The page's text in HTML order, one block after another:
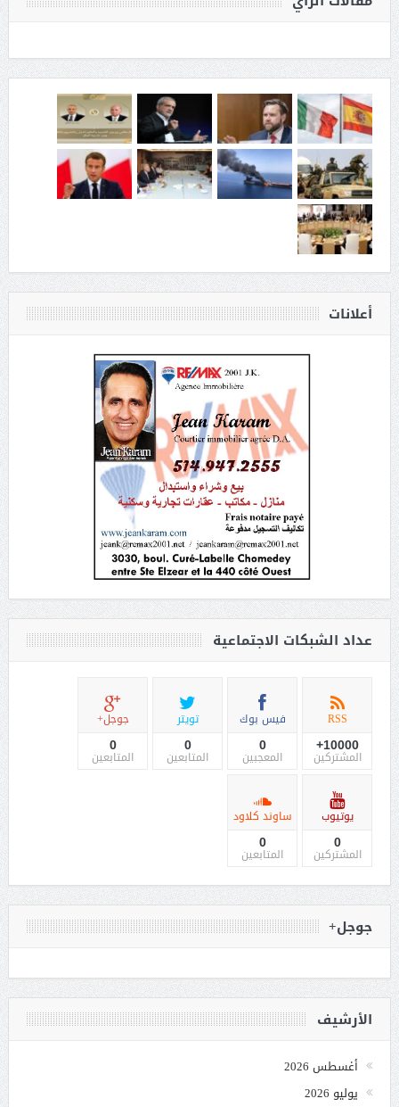
أعلانات
عداد الشبكات الاجتماعية
RSS
10000+
المشتركين
فيس بوك
0
المعجبين
تويتر
0
المتابعين
جوجل+
0
المتابعين
يوتيوب
0
المشتركين
ساوند كلاود
0
المتابعين
جوجل+
الأرشيف
أغسطس 2026
يوليو 2026